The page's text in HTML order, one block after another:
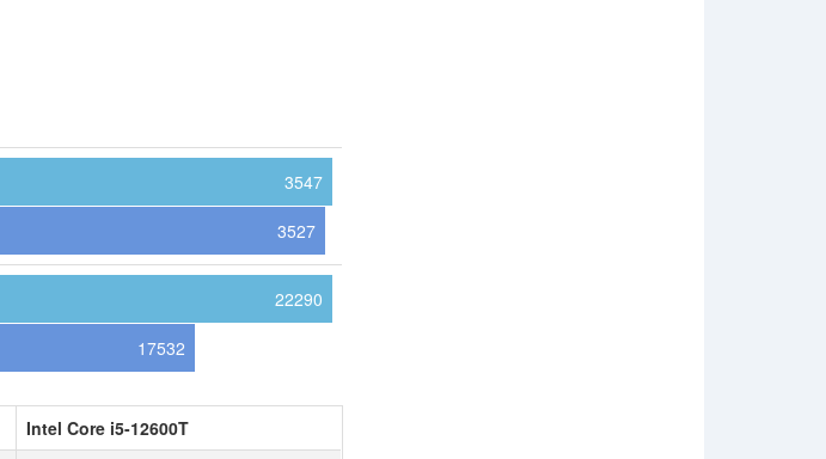
3547
3527
22290
17532
Intel Core i5-12600T